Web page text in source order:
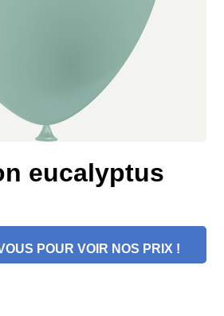
eucalyptus
POUR VOIR NOS PRIX !